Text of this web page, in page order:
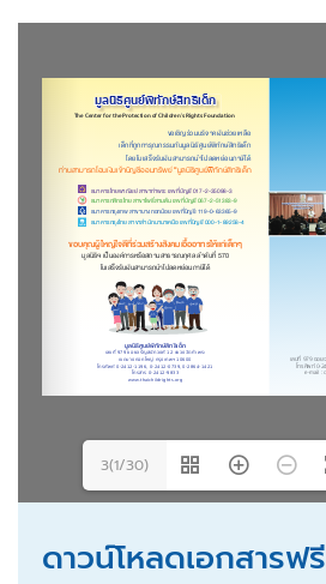
3(1/30)
ดาวน์โหลดเอกสารฟรี